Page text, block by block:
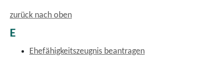
zurück nach oben
E
Ehefähigkeitszeugnis beantragen